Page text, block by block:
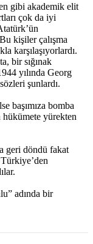
gibi akademik elit
çok da iyi
kişiler çalışma
karşılaşıyorlardı.
bir sığınak
yılında Georg
şunlardı.
başımıza bomba
yürekten
geri döndü fakat
adında bir